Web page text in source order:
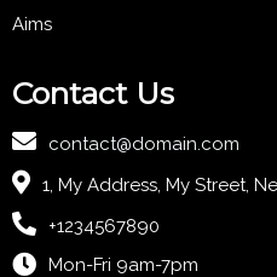
Aims
Contact Us
contact@domain.com
1, My Address, My Street,
+1234567890
Mon-Fri 9am-7pm